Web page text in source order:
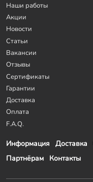
Информация Доставка
Партнёрам
Контакты
Наши работы
Акции
Новости
Статьи
Вакансии
Отзывы
Сертификаты
Гарантии
Доставка
Оплата
F.A.Q.